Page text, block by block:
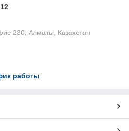
230, Алматы, Казахстан
работы